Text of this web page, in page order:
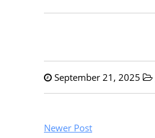
September 21, 2025
Newer Post